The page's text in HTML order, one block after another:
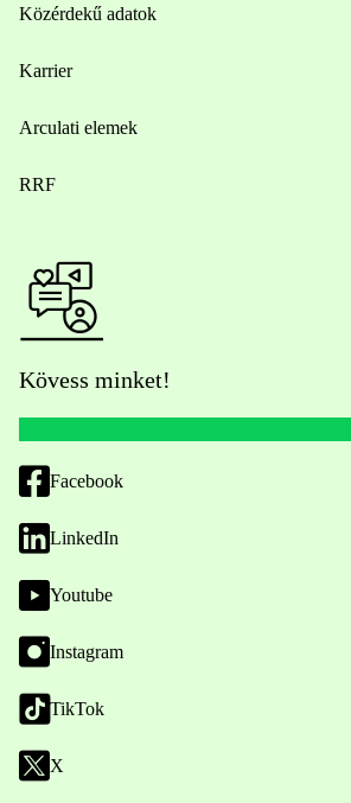
Közérdekű adatok
Karrier
Arculati elemek
RRF
Kövess minket!
Facebook
LinkedIn
Youtube
Instagram
TikTok
X